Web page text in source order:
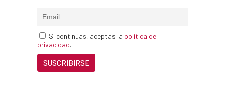
Si continúas, aceptas la política de
privacidad.